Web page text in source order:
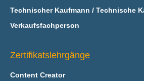
Technischer Kaufmann / Technische
Verkaufsfachperson
Zertifikatslehrgänge
Content Creator